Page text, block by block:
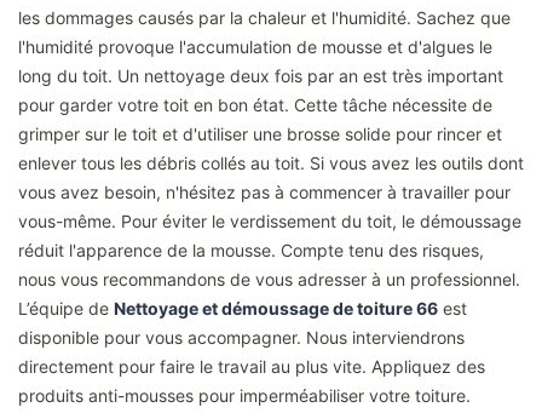
les dommages causés par la chaleur et l'humidité. Sachez que
l'humidité provoque l'accumulation de mousse et d'algues le
long du toit. Un nettoyage deux fois par an est très important
pour garder votre toit en bon état. Cette tâche nécessite de
grimper sur le toit et d'utiliser une brosse solide pour rincer et
enlever tous les débris collés au toit. Si vous avez les outils dont
vous avez besoin, n'hésitez pas à commencer à travailler pour
vous-même. Pour éviter le verdissement du toit, le démoussage
réduit l'apparence de la mousse. Compte tenu des risques,
nous vous recommandons de vous adresser à un professionnel.
L’équipe de Nettoyage et démoussage de toiture 66 est
disponible pour vous accompagner. Nous interviendrons
directement pour faire le travail au plus vite. Appliquez des
produits anti-mousses pour imperméabiliser votre toiture.